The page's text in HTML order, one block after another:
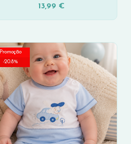
13,99 €
Promoção
-20.8%